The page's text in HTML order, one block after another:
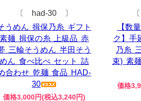
〔 had-30 〕
うめん 揖保乃糸 ギフト
麺 揖保の糸 上級品 赤
三輪そうめん 半田そう
ん 食べ比べ セット 詰
合わせ 乾麺 食品 HAD-
30
価格3,000円(税込3,240円)
【数
ク】手
乃糸
束) 素
価格